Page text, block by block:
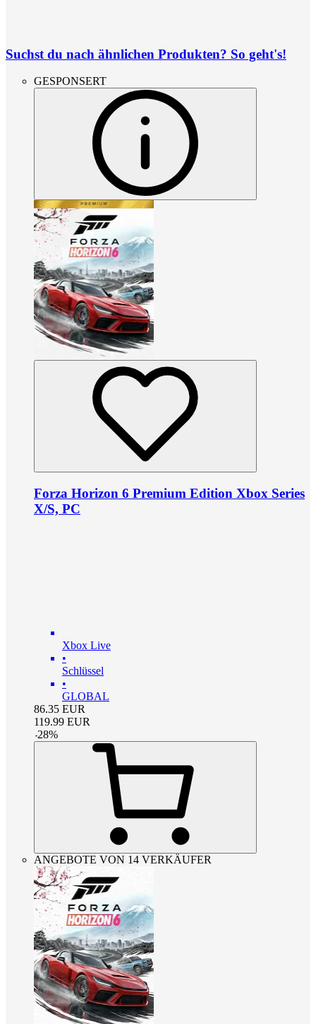
Suchst du nach ähnlichen Produkten? So geht's!
GESPONSERT
Forza Horizon 6 Premium Edition Xbox Series
X/S, PC
Xbox Live
•
Schlüssel
•
GLOBAL
86.35 EUR
119.99 EUR
-28%
ANGEBOTE VON 14 VERKÄUFER